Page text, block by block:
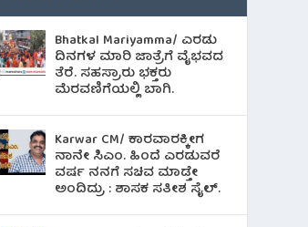
Bhatkal Mariyamma/ ಎರಡು
ದಿನಗಳ ಮಾರಿ ಜಾತ್ರೆಗೆ ವೈಭವದ
ತೆರೆ. ಸಹಸ್ರಾರು ಭಕ್ತರು
ಮೆರವಣಿಗೆಯಲ್ಲಿ ಬಾಗಿ.
Karwar CM/ ಕಾರವಾರಕ್ಕೀಗ
ನಾನೇ ಸಿಎಂ. ಹಿಂದೆ ಎರಡುವರೆ
ವರ್ಷ ನನಗೆ ಸಚಿವ ಮಾಡ್ತೇ
ಅಂದಿದ್ರು : ಶಾಸಕ ಸತೀಶ ಸೈಲ್.